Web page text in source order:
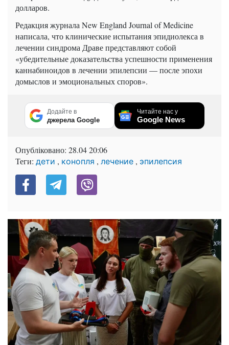
долларов.
Редакция журнала New England Journal of Medicine
написала, что клинические испытания эпидиолекса в
лечении синдрома Драве представляют собой
«убедительные доказательства успешности применения
каннабиноидов в лечении эпилепсии — после эпохи
домыслов и эмоциональных споров».
Додайте в
джерела Google
Читайте нас у
Google News
Опубліковано: 28.04 20:06
Теги: дети , конопля , лечение , эпилепсия